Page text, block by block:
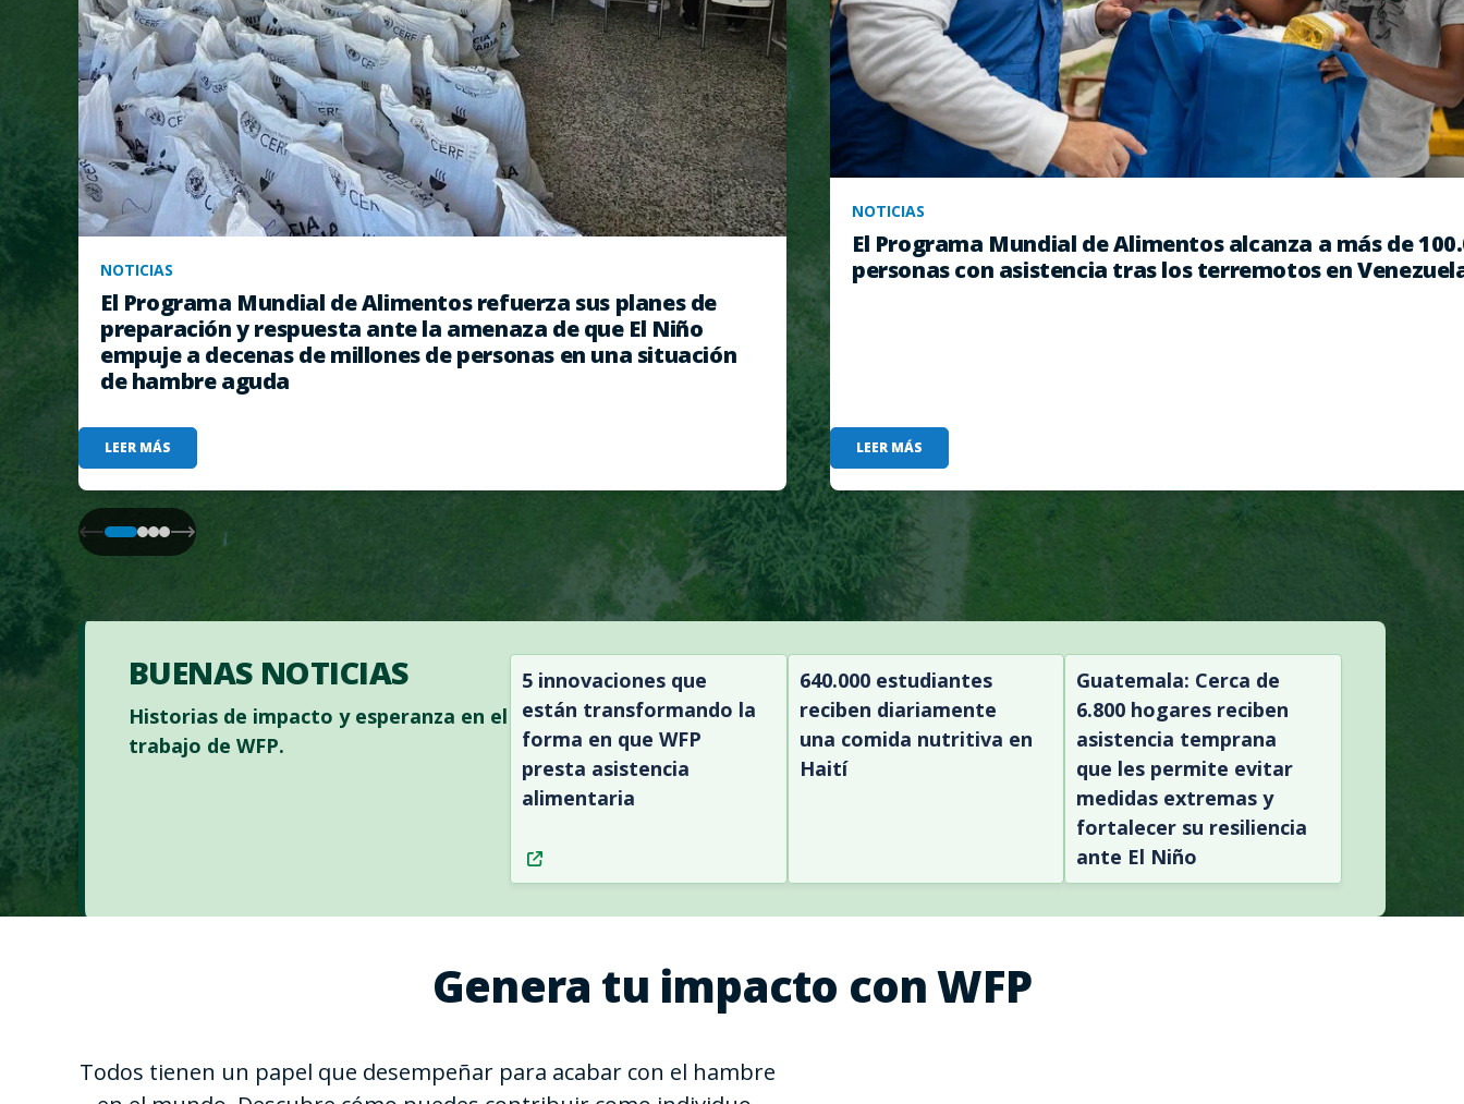
NOTICIAS
El Programa Mundial de Alimentos refuerza sus planes de
preparación y respuesta ante la amenaza de que El Niño
empuje a decenas de millones de personas en una situación
de hambre aguda
LEER MÁS
NOTICIAS
El Programa Mundial de Alimentos alcanza a más de
personas con asistencia tras los terremotos en
LEER MÁS
BUENAS NOTICIAS
Historias de impacto y esperanza en el
trabajo de WFP.
5 innovaciones que
están transformando la
forma en que WFP
presta asistencia
alimentaria
640.000 estudiantes
reciben diariamente
una comida nutritiva en
Haití
Guatemala: Cerca de
6.800 hogares reciben
asistencia temprana
que les permite evitar
medidas extremas y
fortalecer su resiliencia
ante El Niño
Genera tu impacto con WFP
Todos tienen un papel que desempeñar para acabar con el hambre